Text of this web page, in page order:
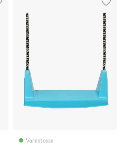
Varastossa